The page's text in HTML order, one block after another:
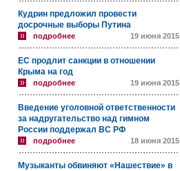
Кудрин предложил провести
досрочные выборы Путина
подробнее 19 июня 2015
ЕС продлит санкции в отношении
Крыма на год
подробнее 19 июня 2015
Введение уголовной ответственности
за надругательство над гимном
России поддержал ВС РФ
подробнее 18 июня 2015
Музыканты обвиняют «Нашествие» в